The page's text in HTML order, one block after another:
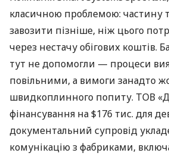
класичною проблемою: частину
завозити пізніше, ніж цього
через нестачу обігових коштів.
тут не допомогли — процеси
повільними, а вимоги занадто
швидкоплинного попиту. ТОВ
фінансування на $176 тис. для
документальний супровід
комунікацію з фабриками,